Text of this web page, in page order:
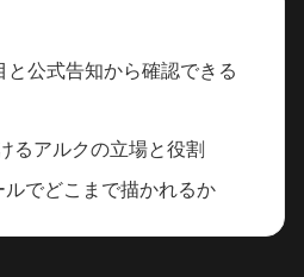
と公式告知から確認できる
るアルクの立場と役割
ルでどこまで描かれるか